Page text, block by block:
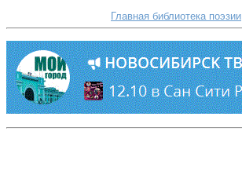
Главная библиотека поэзии